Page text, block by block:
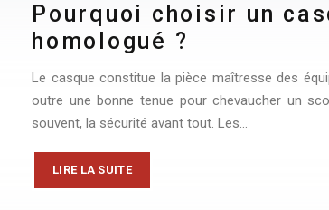
Pourquoi choisir un
homologué ?
Le casque constitue la pièce maîtresse des
outre une bonne tenue pour chevaucher un
souvent, la sécurité avant tout. Les…
LIRE LA SUITE